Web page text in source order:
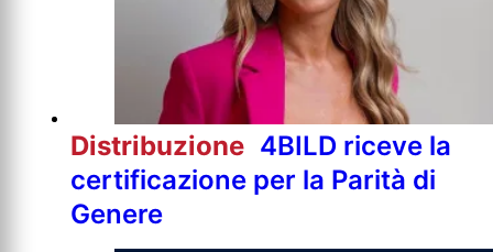
Distribuzione 4BILD riceve la
certificazione per la Parità di
Genere